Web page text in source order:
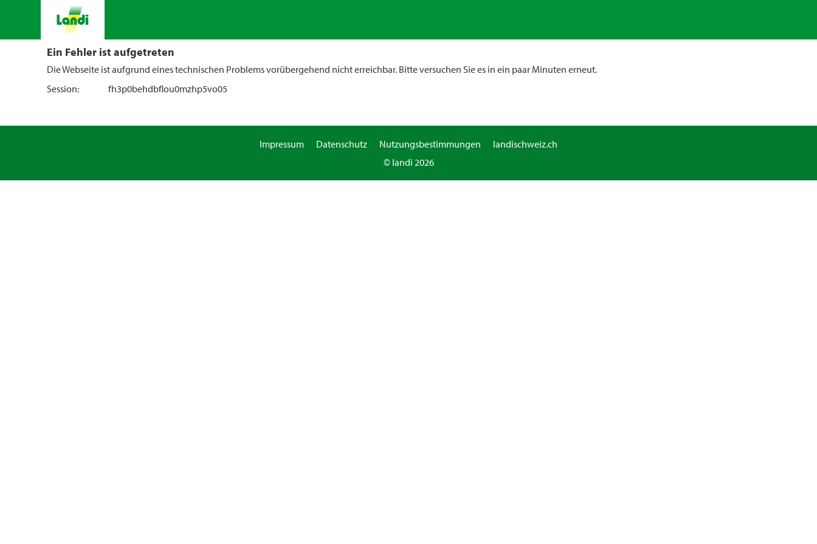
Ein Fehler ist aufgetreten
Die Webseite ist aufgrund eines technischen Problems vorübergehend nicht erreichbar. Bitte versuchen Sie es in ein paar Minuten erneut.
Session:
fh3p0behdbflou0mzhp5vo05
Impressum Datenschutz Nutzungsbestimmungen
landischweiz.ch
© landi 2026